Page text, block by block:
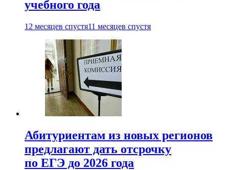
учебного года
12 месяцев спустя11 месяцев спустя
Абитуриентам из новых регионов
предлагают дать отсрочку
по ЕГЭ до 2026 года